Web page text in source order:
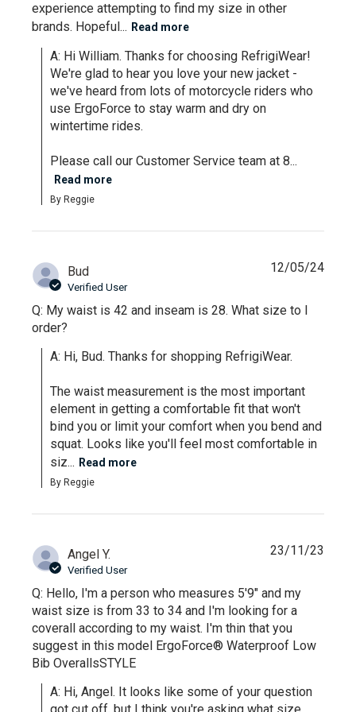
experience attempting to find my size in other
brands. Hopeful... Read more
A: Hi William. Thanks for choosing RefrigiWear!
We're glad to hear you love your new jacket -
we've heard from lots of motorcycle riders who
use ErgoForce to stay warm and dry on
wintertime rides.
Please call our Customer Service team at 8...
Read more
By Reggie
Bud
Verified User
Q: My waist is 42 and inseam is 28. What size to I
order?
A: Hi, Bud. Thanks for shopping RefrigiWear.
The waist measurement is the most important
element in getting a comfortable fit that won't
bind you or limit your comfort when you bend and
squat. Looks like you'll feel most comfortable in
siz... Read more
By Reggie
12/05/24
Angel Y.
Verified User
Q: Hello, I'm a person who measures 5'9" and my
waist size is from 33 to 34 and I'm looking for a
coverall according to my waist. I'm thin that you
suggest in this model ErgoForce® Waterproof Low
Bib OverallsSTYLE
A: Hi, Angel. It looks like some of your question
23/11/23